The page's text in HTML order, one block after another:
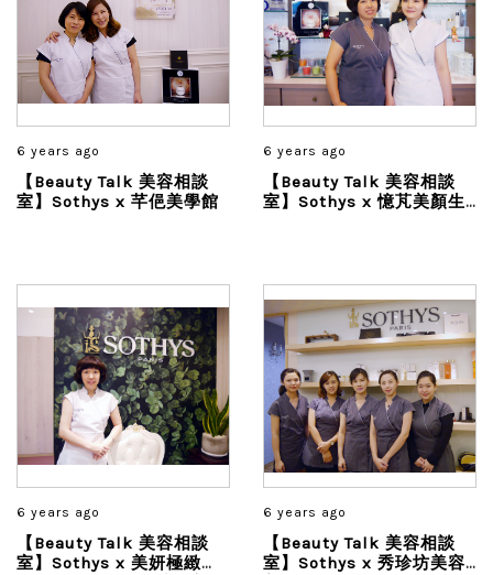
6 years ago
【Beauty Talk 美容相談
室】Sothys x 芊俋美學館
6 years ago
【Beauty Talk 美容相談
室】Sothys x 憶芃美顏生
6 years ago
【Beauty Talk 美容相談
室】Sothys x 美妍極緻
6 years ago
【Beauty Talk 美容相談
室】Sothys x 秀珍坊美容